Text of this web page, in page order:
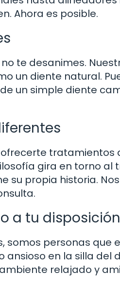
Ahora es posible.
te desanimes.
un diente natural.
un simple diente
tratamientos
gira en torno
su propia historia.
a tu disposición
somos personas que
ansioso en la silla del
relajado y